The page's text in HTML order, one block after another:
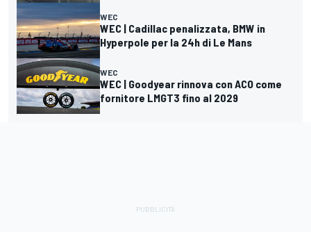
WEC
WEC | Cadillac penalizzata, BMW in
Hyperpole per la 24h di Le Mans
WEC
WEC | Goodyear rinnova con ACO come
fornitore LMGT3 fino al 2029